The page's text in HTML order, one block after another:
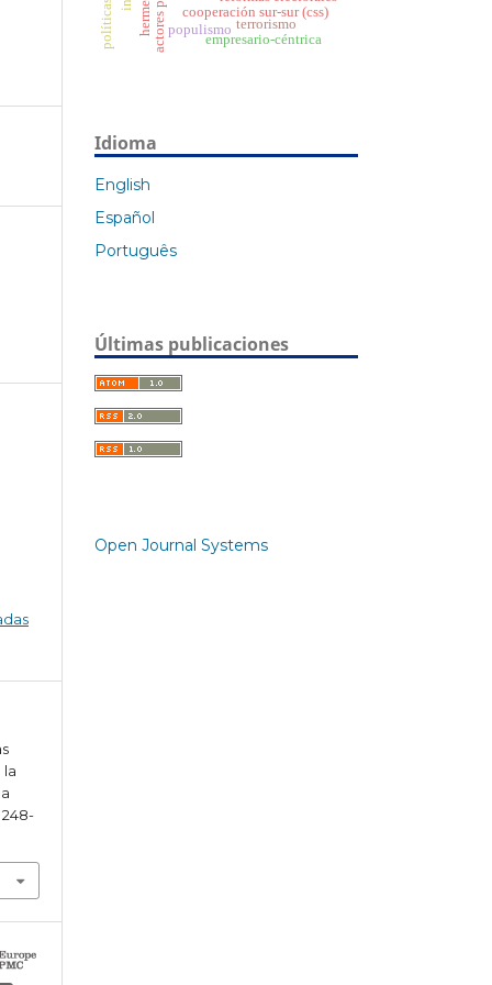
la
248-
cooperación sur-sur (css)
populismo
empresario-céntrica
terrorismo
Idioma
English
Español
Português
Últimas publicaciones
Open Journal Systems